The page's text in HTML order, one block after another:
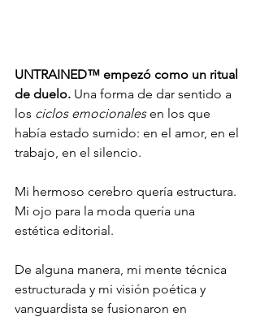
UNTRAINED™ empezó como un ritual
de duelo. Una forma de dar sentido a
los ciclos emocionales en los que
había estado sumido: en el amor, en el
trabajo, en el silencio.
Mi hermoso cerebro quería estructura.
Mi ojo para la moda quería una
estética editorial.
De alguna manera, mi mente técnica
estructurada y mi visión poética y
vanguardista se fusionaron en